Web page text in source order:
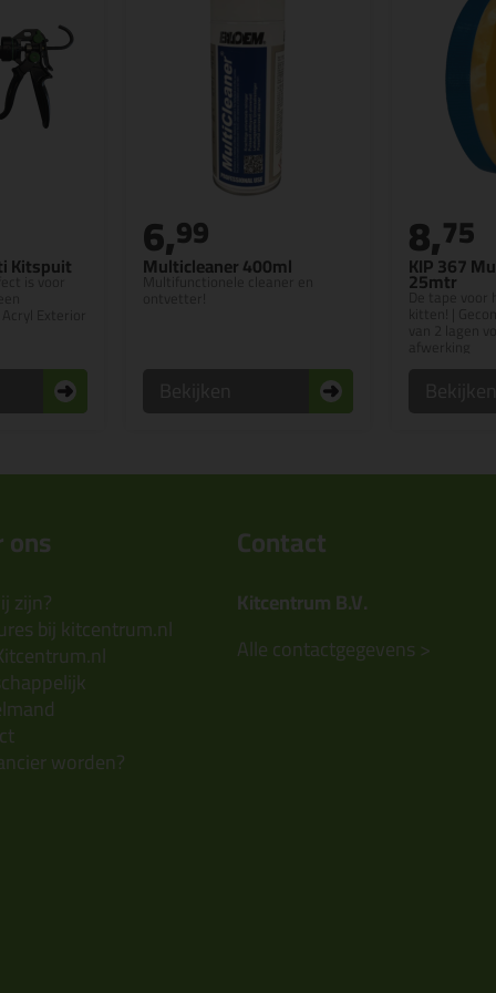
Kitspuit
is voor Multicleaner 400ml
Multifunctionele cleaner en
6,99
KIP 367
25mtr
De tape voor
8,75
zijn?
bij kitcentrum.nl
worden?
Contact
Kitcentrum B.V.
Alle contactgegevens >